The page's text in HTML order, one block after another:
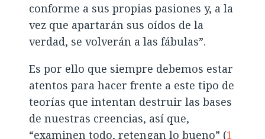
conforme a sus propias pasiones y, a la
vez que apartarán sus oídos de la
verdad, se volverán a las fábulas”.
Es por ello que siempre debemos estar
atentos para hacer frente a este tipo de
teorías que intentan destruir las bases
de nuestras creencias, así que,
“examinen todo, retengan lo bueno” (1